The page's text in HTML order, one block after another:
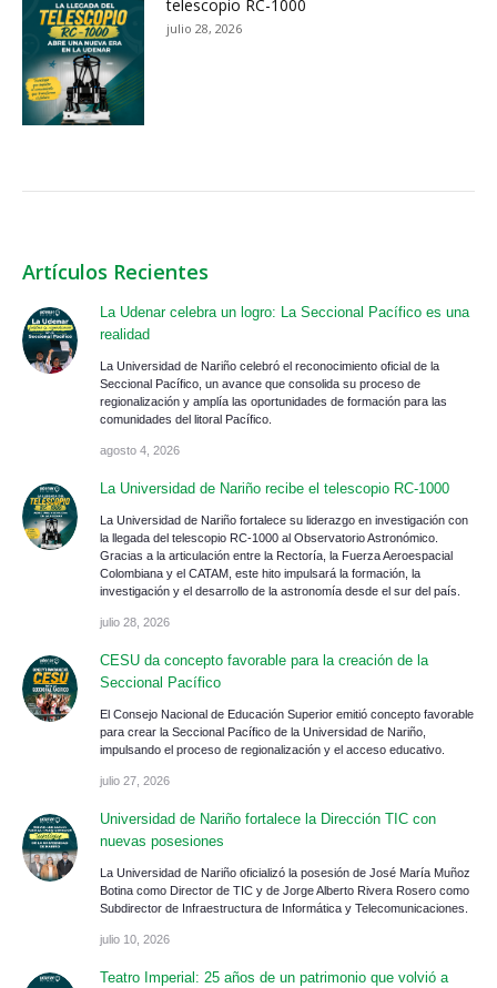
telescopio RC-1000
julio 28, 2026
Artículos Recientes
La Udenar celebra un logro: La Seccional Pacífico es una
realidad
La Universidad de Nariño celebró el reconocimiento oficial de la
Seccional Pacífico, un avance que consolida su proceso de
regionalización y amplía las oportunidades de formación para las
comunidades del litoral Pacífico.
agosto 4, 2026
La Universidad de Nariño recibe el telescopio RC-1000
La Universidad de Nariño fortalece su liderazgo en investigación con
la llegada del telescopio RC-1000 al Observatorio Astronómico.
Gracias a la articulación entre la Rectoría, la Fuerza Aeroespacial
Colombiana y el CATAM, este hito impulsará la formación, la
investigación y el desarrollo de la astronomía desde el sur del país.
julio 28, 2026
CESU da concepto favorable para la creación de la
Seccional Pacífico
El Consejo Nacional de Educación Superior emitió concepto favorable
para crear la Seccional Pacífico de la Universidad de Nariño,
impulsando el proceso de regionalización y el acceso educativo.
julio 27, 2026
Universidad de Nariño fortalece la Dirección TIC con
nuevas posesiones
La Universidad de Nariño oficializó la posesión de José María Muñoz
Botina como Director de TIC y de Jorge Alberto Rivera Rosero como
Subdirector de Infraestructura de Informática y Telecomunicaciones.
julio 10, 2026
Teatro Imperial: 25 años de un patrimonio que volvió a